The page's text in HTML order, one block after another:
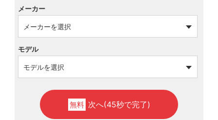
メーカー
モデル
無料 次へ(45秒で完了)